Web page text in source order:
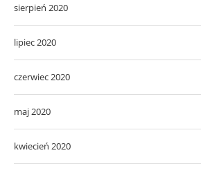
sierpień 2020
lipiec 2020
czerwiec 2020
maj 2020
kwiecień 2020